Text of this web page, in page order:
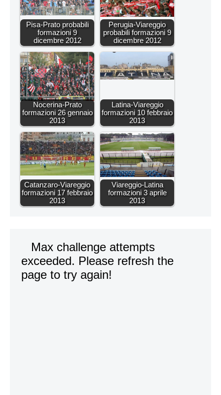
Pisa-Prato probabili
formazioni 9
dicembre 2012
Perugia-Viareggio
probabili formazioni 9
dicembre 2012
Nocerina-Prato
formazioni 26 gennaio
2013
Latina-Viareggio
formazioni 10 febbraio
2013
Catanzaro-Viareggio
formazioni 17 febbraio
2013
Viareggio-Latina
formazioni 3 aprile
2013